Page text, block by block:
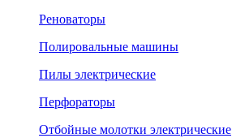
Реноваторы
Полировальные машины
Пилы электрические
Перфораторы
Отбойные молотки электрические